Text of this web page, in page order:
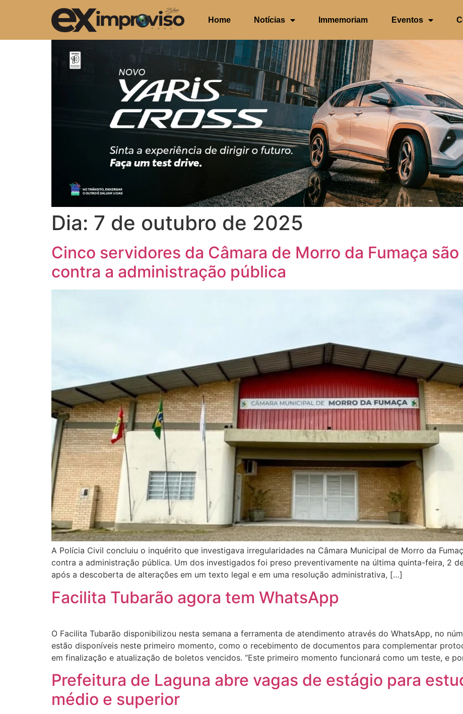
Home Notícias Immemoriam Eventos
Dia: 7 de outubro de 2025
Cinco servidores da Câmara de Morro da Fumaça
contra a administração pública
A Polícia Civil concluiu o inquérito que investigava irregularidades na Câmara Municipal de Morro da
contra a administração pública. Um dos investigados foi preso preventivamente na última quinta-feira, 2
após a descoberta de alterações em um texto legal e em uma resolução administrativa, […]
Facilita Tubarão agora tem WhatsApp
O Facilita Tubarão disponibilizou nesta semana a ferramenta de atendimento através do WhatsApp, no
estão disponíveis neste primeiro momento, como o recebimento de documentos para complementar
em finalização e atualização de boletos vencidos. “Este primeiro momento funcionará como um teste, e
Prefeitura de Laguna abre vagas de estágio para
médio e superior